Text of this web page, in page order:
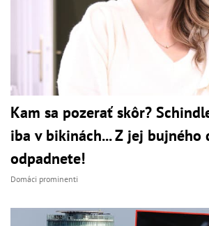
Kam sa pozerať skôr?
iba v bikinách... Z jej bujného
odpadnete!
Domáci prominenti